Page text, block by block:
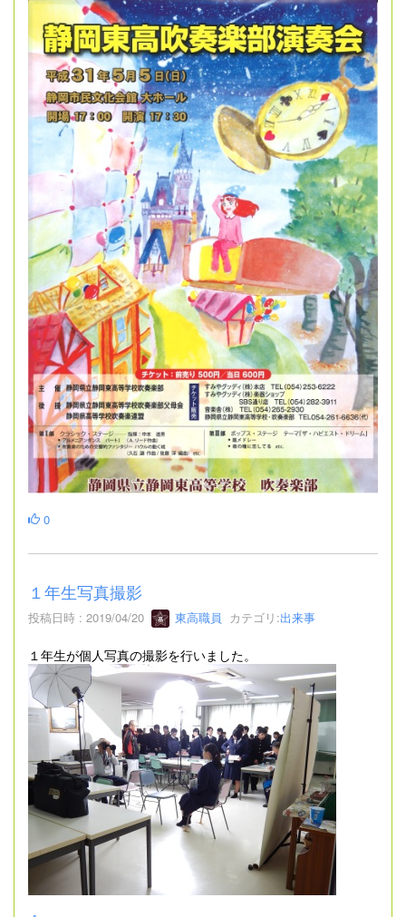
0
１年生写真撮影
投稿日時 : 2019/04/20 東高職員 カテゴリ:出来事
１年生が個人写真の撮影を行いました。